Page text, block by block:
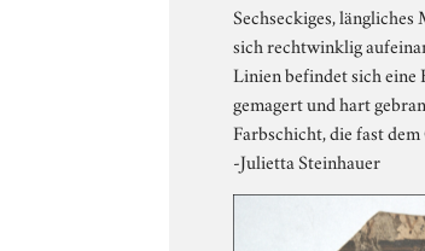
Sechseckiges,
sich rechtwinklig
Linien befindet sich eine
gemagert und hart
Farbschicht, die fast
-Julietta Steinhauer